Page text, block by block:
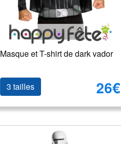
Masque et T-shirt de dark vador
3 tailles 26€